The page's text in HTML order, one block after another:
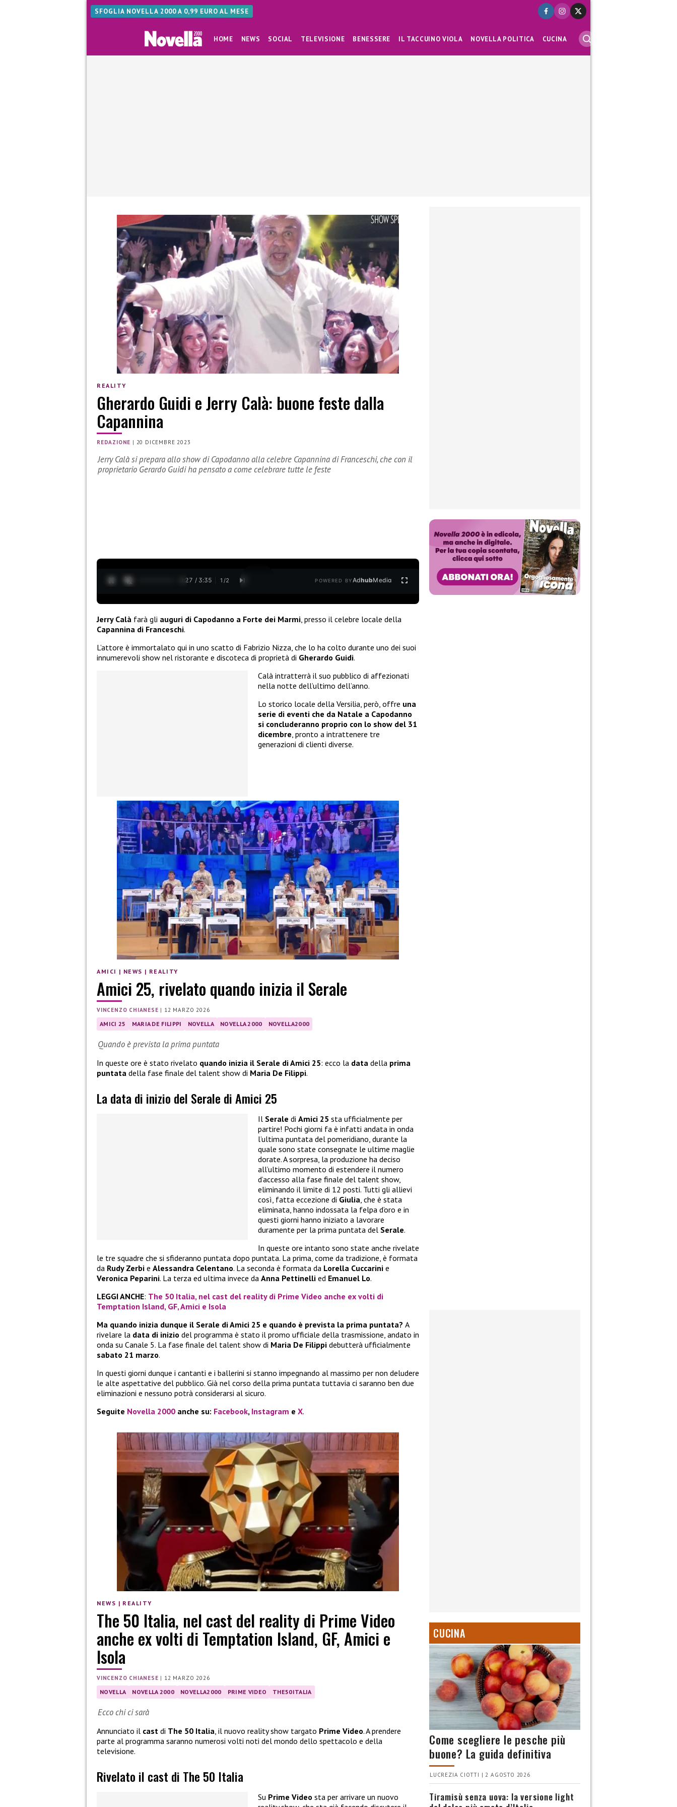
SFOGLIA NOVELLA 2000 A 0,99 EURO AL MESE
HOME NEWS SOCIAL TELEVISIONE BENESSERE IL TACCUINO VIOLA NOVELLA POLITICA CUCINA
REALITY
Gherardo Guidi e Jerry Calà: buone feste dalla
Capannina
REDAZIONE | 20 DICEMBRE 2023
Jerry Calà si prepara allo show di Capodanno alla celebre Capannina di Franceschi, che con il
proprietario Gerardo Guidi ha pensato a come celebrare tutte le feste
0:28 / 3:35 1 /2 POWERED BYAdhubMedia
Jerry Calà farà gli auguri di Capodanno a Forte dei Marmi , presso il celebre locale della
Capannina di Franceschi.
L’attore è immortalato qui in uno scatto di Fabrizio Nizza, che lo ha colto durante uno dei suoi
innumerevoli show nel ristorante e discoteca di proprietà di Gherardo Guidi.
Calà intratterrà il suo pubblico di affezionati
nella notte dell’ultimo dell’anno.
Lo storico locale della Versilia, però, offre una
serie di eventi che da Natale a Capodanno
si concluderanno proprio con lo show del 31
dicembre , pronto a intrattenere tre
generazioni di clienti diverse.
AMICI | NEWS | REALITY
Amici 25, rivelato quando inizia il Serale
VINCENZO CHIANESE | 12 MARZO 2026
AMICI 25 MARIA DE FILIPPI NOVELLA NOVELLA 2000 NOVELLA2000
Quando è prevista la prima puntata
In queste ore è stato rivelato quando inizia il Serale di Amici 25: ecco la data della prima
puntata della fase finale del talent show di Maria De Filippi.
La data di inizio del Serale di Amici 25
Il Serale di Amici 25 sta ufficialmente per
partire! Pochi giorni fa è infatti andata in onda
l’ultima puntata del pomeridiano, durante la
quale sono state consegnate le ultime maglie
dorate. A sorpresa, la produzione ha deciso
all’ultimo momento di estendere il numero
d’accesso alla fase finale del talent show,
eliminando il limite di 12 posti. Tutti gli allievi
così, fatta eccezione di Giulia, che è stata
eliminata, hanno indossata la felpa d’oro e in
questi giorni hanno iniziato a lavorare
duramente per la prima puntata del Serale.
In queste ore intanto sono state anche rivelate
le tre squadre che si sfideranno puntata dopo puntata. La prima, come da tradizione, è formata
da Rudy Zerbi e Alessandra Celentano. La seconda è formata da Lorella Cuccarini e
Veronica Peparini. La terza ed ultima invece da Anna Pettinelli ed Emanuel Lo.
LEGGI ANCHE: The 50 Italia, nel cast del reality di Prime Video anche ex volti di
Temptation Island, GF, Amici e Isola
Ma quando inizia dunque il Serale di Amici 25 e quando è prevista la prima puntata? A
rivelare la data di inizio del programma è stato il promo ufficiale della trasmissione, andato in
onda su Canale 5. La fase finale del talent show di Maria De Filippi debutterà ufficialmente
sabato 21 marzo.
In questi giorni dunque i cantanti e i ballerini si stanno impegnando al massimo per non deludere
le alte aspettative del pubblico. Già nel corso della prima puntata tuttavia ci saranno ben due
eliminazioni e nessuno potrà considerarsi al sicuro.
Seguite Novella 2000 anche su: Facebook, Instagram e X.
NEWS | REALITY
The 50 Italia, nel cast del reality di Prime Video
anche ex volti di Temptation Island, GF, Amici e
Isola
VINCENZO CHIANESE | 12 MARZO 2026
NOVELLA NOVELLA 2000 NOVELLA2000 PRIME VIDEO THE50ITALIA
Ecco chi ci sarà
Annunciato il cast di The 50 Italia, il nuovo reality show targato Prime Video. A prendere
parte al programma saranno numerosi volti noti del mondo dello spettacolo e della
televisione.
Rivelato il cast di The 50 Italia
Su Prime Video sta per arrivare un nuovo
CUCINA
Come scegliere le pesche più
buone? La guida definitiva
LUCREZIA CIOTTI | 2 AGOSTO 2026
Tiramisù senza uova: la versione light